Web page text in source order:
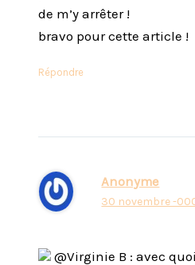
de m’y arrêter !
bravo pour cette article !
Répondre
Anonyme
30 novembre -
@Virginie B : avec